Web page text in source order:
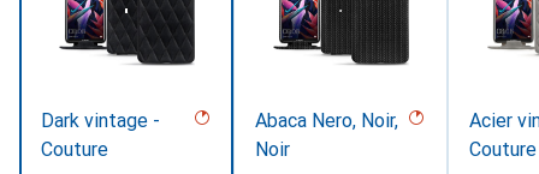
Dark vintage -
Couture
Abaca Nero, Noir,
Noir
Acier
Couture